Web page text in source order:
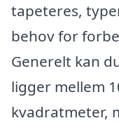
tapeteres,
behov for
Generelt kan
ligger mellem
kvadratmeter,